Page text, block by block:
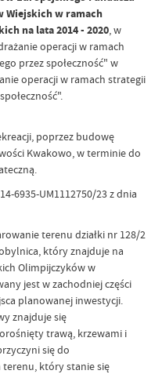
Wiejskich w ramach
na lata 2014 - 2020, w
operacji w ramach
przez społeczność" w
operacji w ramach strategii
poprzez budowę
Kwakowo, w terminie do
6935-UM1112750/23 z dnia
terenu działki nr 128/2
który znajduje na
Olimpijczyków w
jest w zachodniej części
planowanej inwestycji.
znajduje się
trawą, krzewami i
się do
który stanie się